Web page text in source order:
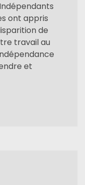
ont appris
de
travail au
et